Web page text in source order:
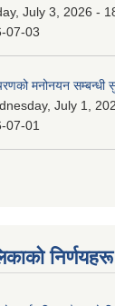
July 3, 2026 -
07-03
चरणको मनोनयन सम्बन्धी
July 1,
07-01
निर्णयहरू